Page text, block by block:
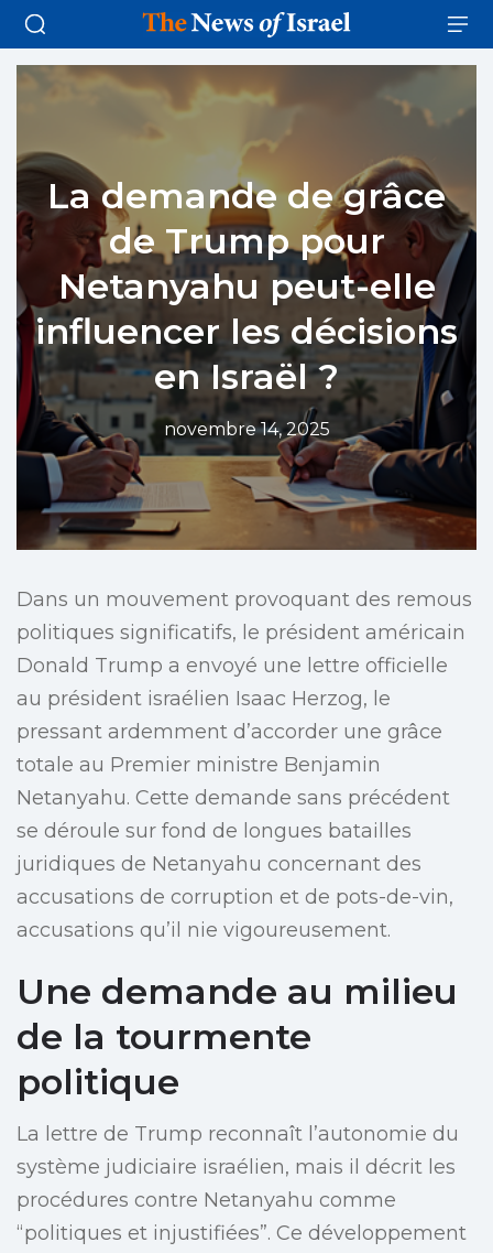
La demande de grâce
de Trump pour
Netanyahu peut-elle
influencer les décisions
en Israël ?
novembre 14, 2025
Dans un mouvement provoquant des remous
politiques significatifs, le président américain
Donald Trump a envoyé une lettre officielle
au président israélien Isaac Herzog, le
pressant ardemment d’accorder une grâce
totale au Premier ministre Benjamin
Netanyahu. Cette demande sans précédent
se déroule sur fond de longues batailles
juridiques de Netanyahu concernant des
accusations de corruption et de pots-de-vin,
accusations qu’il nie vigoureusement.
Une demande au milieu
de la tourmente
politique
La lettre de Trump reconnaît l’autonomie du
système judiciaire israélien, mais il décrit les
procédures contre Netanyahu comme
“politiques et injustifiées”. Ce développement